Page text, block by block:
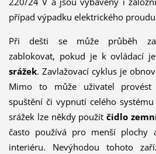
případ výpadku elektrického
Při dešti se může průběh
zablokovat, pokud je k ovládací
srážek. Zavlažovací cyklus je
Mimo to může uživatel provést
spuštění či vypnutí celého
srážek lze někdy použítčidlo
často používá pro menší plochy
interiéru. Nevýhodou tohoto